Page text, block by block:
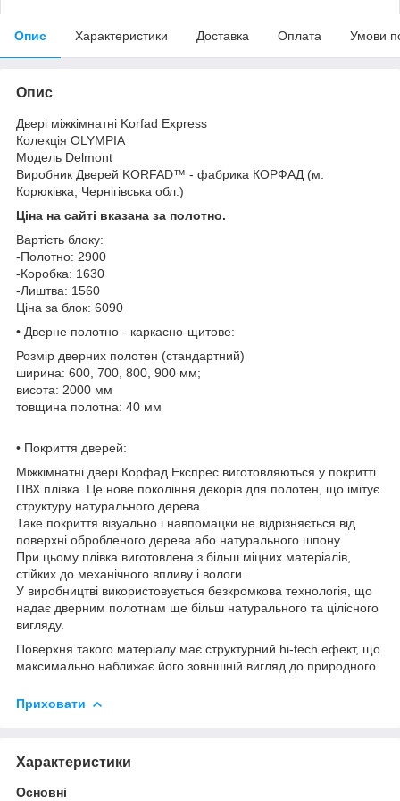
Опис Характеристики Доставка Оплата Умови
Опис
Двері міжкімнатні Korfad Express
Колекція OLYMPIA
Модель Delmont
Виробник Дверей KORFAD™ - фабрика КОРФАД (м.
Корюківка, Чернігівська обл.)
Ціна на сайті вказана за полотно.
Вартість блоку:
-Полотно: 2900
-Коробка: 1630
-Лиштва: 1560
Ціна за блок: 6090
• Дверне полотно - каркасно-щитове:
Розмір дверних полотен (стандартний)
ширина: 600, 700, 800, 900 мм;
висота: 2000 мм
товщина полотна: 40 мм
• Покриття дверей:
Міжкімнатні двері Корфад Експрес виготовляються у покритті
ПВХ плівка. Це нове покоління декорів для полотен, що імітує
структуру натурального дерева.
Таке покриття візуально і навпомацки не відрізняється від
поверхні обробленого дерева або натурального шпону.
При цьому плівка виготовлена ​​з більш міцних матеріалів,
стійких до механічного впливу і вологи.
У виробництві використовується безкромкова технологія, що
надає дверним полотнам ще більш натурального та цілісного
вигляду.
Поверхня такого матеріалу має структурний hi-tech ефект, що
максимально наближає його зовнішній вигляд до природного.
Приховати
Характеристики
Основні